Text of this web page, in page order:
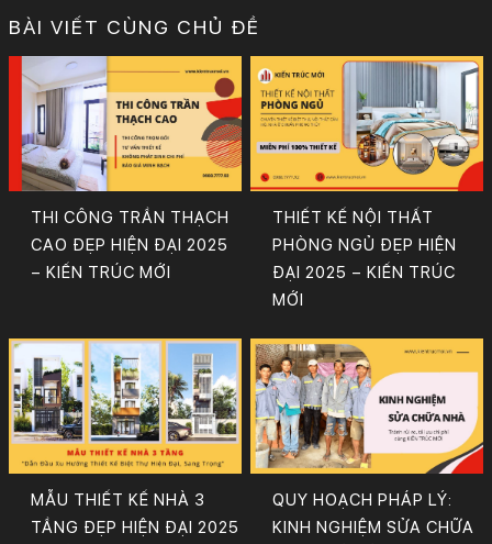
BÀI VIẾT CÙNG CHỦ ĐỀ
THI CÔNG TRẦN THẠCH
CAO ĐẸP HIỆN ĐẠI 2025
– KIẾN TRÚC MỚI
THIẾT KẾ NỘI THẤT
PHÒNG NGỦ ĐẸP HIỆN
ĐẠI 2025 – KIẾN TRÚC
MỚI
MẪU THIẾT KẾ NHÀ 3
TẦNG ĐẸP HIỆN ĐẠI 2025
QUY HOẠCH PHÁP LÝ:
KINH NGHIỆM SỬA CHỮA